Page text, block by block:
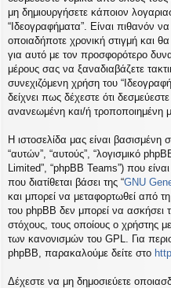
εις
μη δημιουργήσετε κάποιον
“Ιδεογραφήματα”. Είναι πιθανόν
οποιαδήποτε χρονική στιγμή και
για αυτό με τον προσφορότερο
μέρους σας να ξαναδιαβάζετε
συνεχιζόμενη χρήση του
δείχνει πως δέχεστε ότι
ανανεωμένη και/ή τροποποιημένη
Η ιστοσελίδα μας είναι βασισμένη
“αυτών”, “αυτούς”, “λογισμικό
Limited”, “phpBB Teams”) που
που διατίθεται βάσει της “GNU
και μπορεί να μεταφορτωθεί από
του phpBB δεν μπορεί να ασκήσει
στόχους, τους οποίους ο χρήστης
των κανονισμών του GPL. Για
phpBB, παρακαλούμε δείτε στο
Δέχεστε να μη δημοσιεύετε